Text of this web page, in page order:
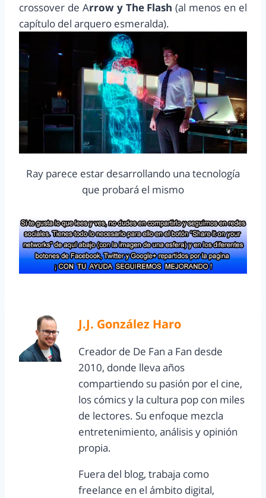
crossover de Arrow y The Flash(al menos en el
capítulo del arquero esmeralda).
Ray parece estar desarrollando una tecnología
que probará el mismo
J.J. González Haro
Creador de De Fan a Fan desde
2010, donde lleva años
compartiendo su pasión por el cine,
los cómics y la cultura pop con miles
de lectores. Su enfoque mezcla
entretenimiento, análisis y opinión
propia.
Fuera del blog, trabaja como
freelance en el ámbito digital,